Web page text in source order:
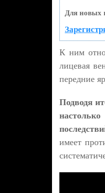
Для новых
К ним
лицевая
передние
Подводя
имеет